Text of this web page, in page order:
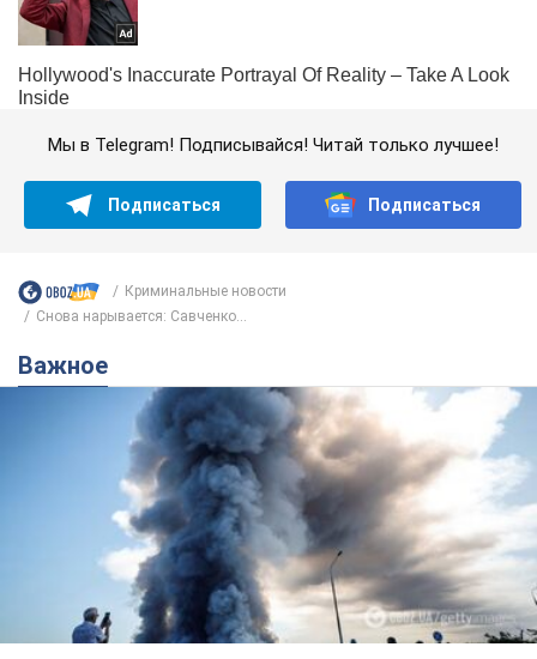
Мы в Telegram! Подписывайся! Читай только лучшее!
Подписаться Подписаться
Криминальные новости
Снова нарывается: Савченко...
Важное